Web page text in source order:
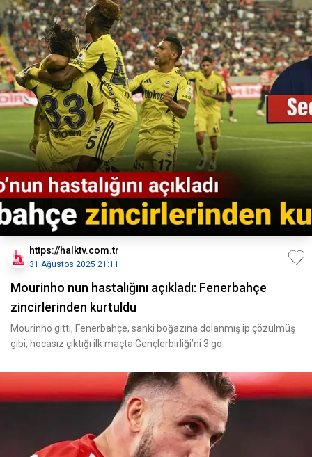
https://halktv.com.tr
31 Ağustos 2025 21:11
Mourinho nun hastalığını açıkladı: Fenerbahçe
zincirlerinden kurtuldu
Mourinho gitti, Fenerbahçe, sanki boğazına dolanmış ip çözülmüş
gibi, hocasız çıktığı ilk maçta Gençlerbirliği’ni 3 go